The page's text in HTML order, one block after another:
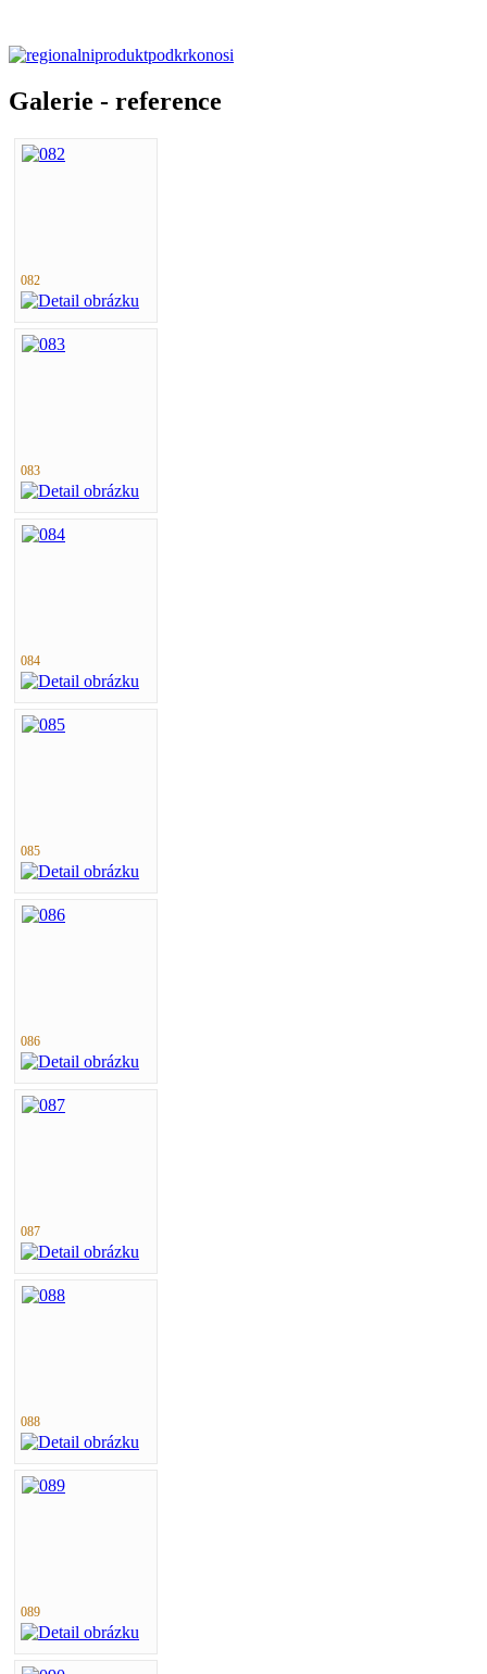
Galerie - reference
082
083
084
085
086
087
088
089